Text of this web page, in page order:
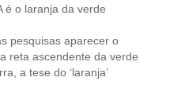
é o laranja da verde
pesquisas aparecer o
reta ascendente da verde
a tese do ‘laranja’